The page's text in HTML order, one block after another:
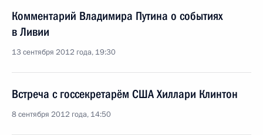
Комментарий Владимира Путина о событиях
в Ливии
13 сентября 2012 года, 19:30
Встреча с госсекретарём США Хиллари Клинтон
8 сентября 2012 года, 14:50